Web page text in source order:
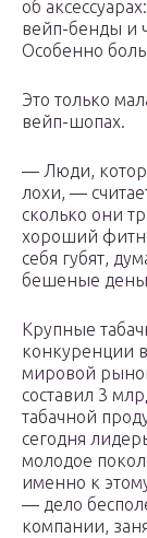
об
вейп-бенды и
Особенно
Это только
вейп-шопах.
— Люди,
лохи, —
сколько они
хороший
себя губят,
бешеные
Крупные
конкуренции
мировой
составил 3
табачной
сегодня
молодое
именно к
— дело
компании,